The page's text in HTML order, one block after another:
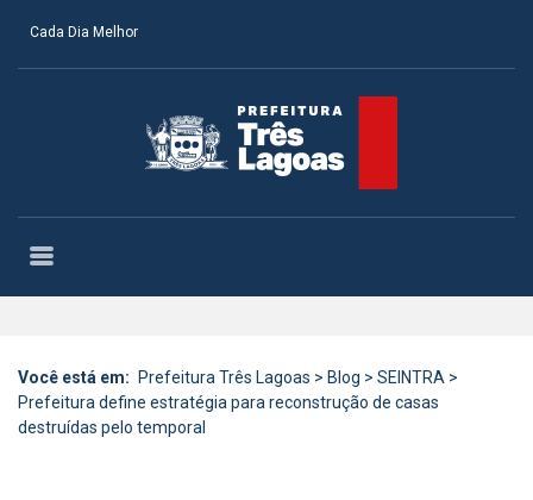
Cada Dia Melhor
Você está em: Prefeitura Três Lagoas > Blog > SEINTRA >
Prefeitura define estratégia para reconstrução de casas
destruídas pelo temporal